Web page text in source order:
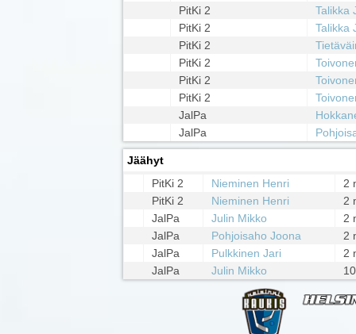
PitKi 2
Talikka
PitKi 2
Talikka
PitKi 2
PitKi 2
PitKi 2
PitKi 2
JalPa
JalPa
Jäähyt
PitKi 2
Nieminen Henri
2
PitKi 2
Nieminen Henri
2
JalPa
Julin Mikko
2
JalPa
Pohjoisaho Joona
2
JalPa
Pulkkinen Jari
2
JalPa
Julin Mikko